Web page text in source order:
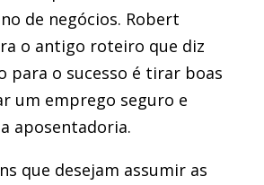
de negócios. Robert
o antigo roteiro que diz
para o sucesso é tirar boas
um emprego seguro e
aposentadoria.
que desejam assumir as